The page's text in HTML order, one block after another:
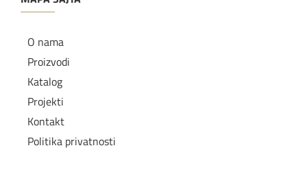
O nama
Proizvodi
Katalog
Projekti
Kontakt
Politika privatnosti